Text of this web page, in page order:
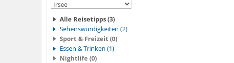
Alle Reisetipps (3)
Sehenswürdigkeiten (2)
Sport & Freizeit (0)
Essen & Trinken (1)
Nightlife (0)